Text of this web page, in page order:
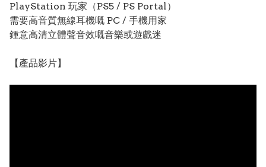
PlayStation 玩家（PS5 / PS Portal）
需要高音質無線耳機嘅 PC / 手機用家
鍾意高清立體聲音效嘅音樂或遊戲迷
【產品影片】